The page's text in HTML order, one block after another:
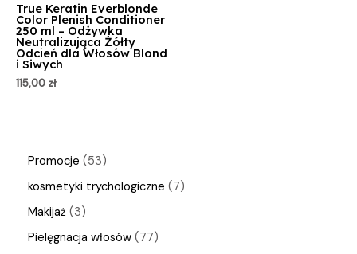
Promocje 53
kosmetyki trychologiczne 7
Makijaż 3
Pielęgnacja włosów 77
True Keratin Everblonde
Color Plenish Conditioner
250 ml – Odżywka
Neutralizująca Żółty
Odcień dla Włosów Blond
i Siwych
115,00 zł